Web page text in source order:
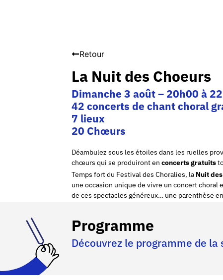
Retour
La Nuit des Choeurs
Dimanche 3 août – 20h00 à
42 concerts de chant choral
7 lieux
20 Chœurs
Déambulez sous les étoiles dans les ruelles
chœurs qui se produiront en concerts gratuits
Temps fort du Festival des Choralies, la Nuit
une occasion unique de vivre un concert choral
de ces spectacles généreux… une parenthèse
Programme
Découvrez le programme de la